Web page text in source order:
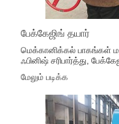
பேக்கேஜிங் தயார்
மெக்கானிக்கல் பாகங்கள்
ஃபினிஷ் சரிபார்த்து,
மேலும் படிக்க